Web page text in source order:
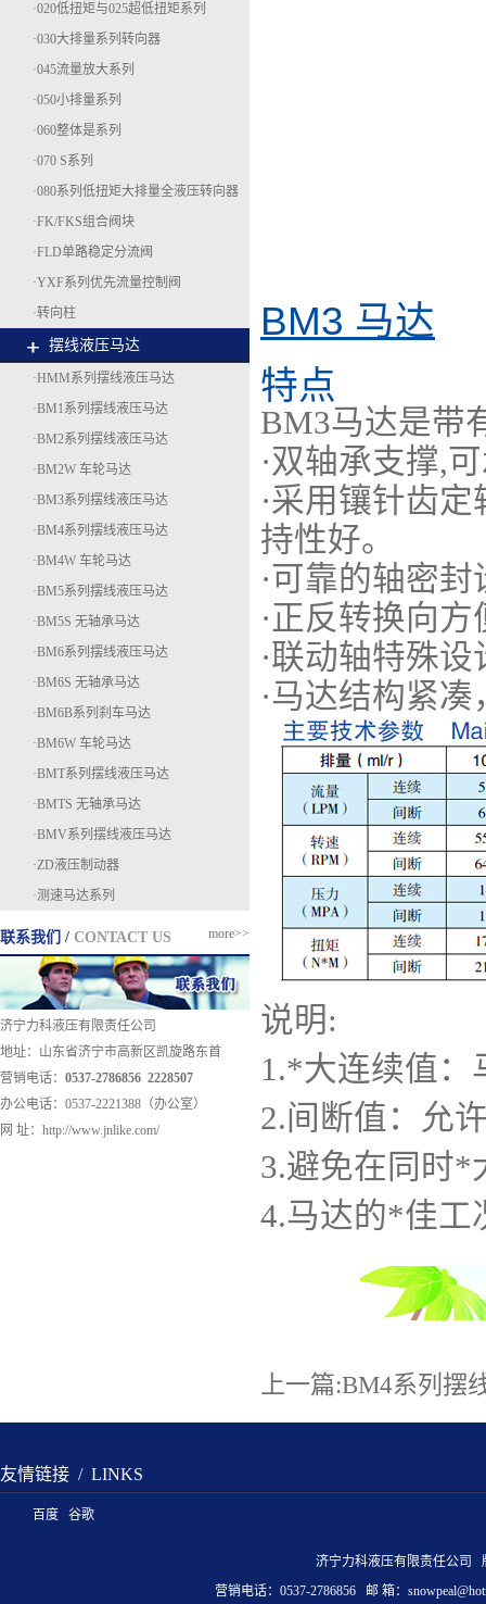
·020低扭矩与025超低扭矩系列
·030大排量系列转向器
·045流量放大系列
·050小排量系列
·060整体是系列
·070 S系列
·080系列低扭矩大排量全液压转向器
·FK/FKS组合阀块
·FLD单路稳定分流阀
·YXF系列优先流量控制阀
·转向柱
摆线液压马达
·HMM系列摆线液压马达
·BM1系列摆线液压马达
·BM2系列摆线液压马达
·BM2W 车轮马达
·BM3系列摆线液压马达
·BM4系列摆线液压马达
·BM4W 车轮马达
·BM5系列摆线液压马达
·BM5S 无轴承马达
·BM6系列摆线液压马达
·BM6S 无轴承马达
·BM6B系列刹车马达
·BM6W 车轮马达
·BMT系列摆线液压马达
·BMTS 无轴承马达
·BMV系列摆线液压马达
·ZD液压制动器
·测速马达系列
联系我们 / CONTACT US more>>
济宁力科液压有限责任公司
地址：山东省济宁市高新区凯旋路东首
营销电话： 0537-2786856 2228507
办公电话：0537-2221388（办公室）
网 址： http://www.jnlike.com/
BM3 马达
特点
BM3马达是带
·双轴承支撑,
·采用镶针齿
持性好。
·可靠的轴密
·正反转换向
·联动轴特殊
·马达结构紧
说明:
1.*大连续值：
2.间断值：允
3.避免在同时*
4.马达的*佳工
上一篇:BM4系列摆
友情链接 / LINKS
百度 谷歌
济宁力科液压有限责任公司
营销电话：0537-2786856 邮 箱：